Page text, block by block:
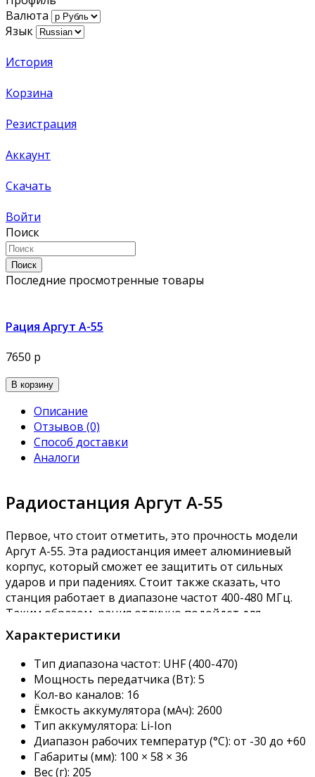
Валюта
Язык
История
Корзина
Резистрация
Аккаунт
Скачать
Войти
Поиск
Поиск
Последние просмотренные товары
Рация Аргут А-55
7650 р
В корзину
Описание
Отзывов (0)
Способ доставки
Аналоги
Радиостанция Аргут А-55
Первое, что стоит отметить, это прочность модели
Аргут А-55. Эта радиостанция имеет алюминиевый
корпус, который сможет ее защитить от сильных
ударов и при падениях. Стоит также сказать, что
станция работает в диапазоне частот 400-480 МГц.
Таким образом, рация отлично подойдет для
использования в городских застройках, а также в
помещениях с толстыми стенами. Она имеет 16
каналов, что позволит Вам поддерживать связь с
довольно большим количество людей. Кроме
перечисленных достоинств, стоит сказать и о других
преимуществах устройства. Во-первых, рация имеет
функцию ограничения времени передачи сообщения,
что позволит Вам использовать ее рационально. Во-
вторых, у рации есть система сохранения уровня
заряда аккумулятора. А также, функция
Характеристики
Тип диапазона частот: UHF (400-470)
Мощность передатчика (Вт): 5
Кол-во каналов: 16
Ёмкость аккумулятора (мАч): 2600
Тип аккумулятора: Li-Ion
Диапазон рабочих температур (°C): от -30 до +60
Габариты (мм): 100 × 58 × 36
Вес (г): 205